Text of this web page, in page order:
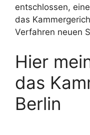
entschlossen,
das
Verfahren neuen
Hier
das
Berlin